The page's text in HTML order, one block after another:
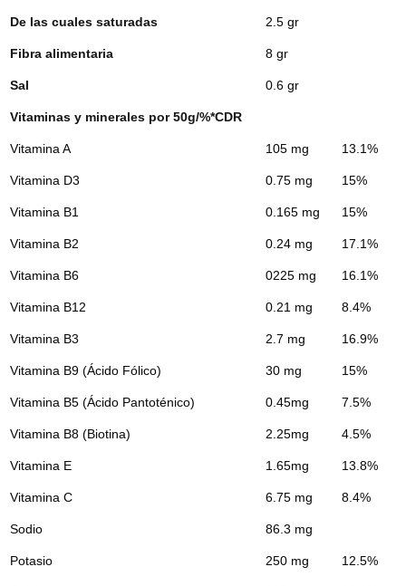
De las cuales saturadas 2.5 gr
Fibra alimentaria 8 gr
Sal 0.6 gr
Vitaminas y minerales por 50g/%*CDR
Vitamina A 105 mg 13.1%
Vitamina D3 0.75 mg 15%
Vitamina B1 0.165 mg 15%
Vitamina B2 0.24 mg 17.1%
Vitamina B6 0225 mg 16.1%
Vitamina B12 0.21 mg 8.4%
Vitamina B3 2.7 mg 16.9%
Vitamina B9 (Ácido Fólico) 30 mg 15%
Vitamina B5 (Ácido Pantoténico) 0.45mg 7.5%
Vitamina B8 (Biotina) 2.25mg 4.5%
Vitamina E 1.65mg 13.8%
Vitamina C 6.75 mg 8.4%
Sodio 86.3 mg
Potasio 250 mg 12.5%